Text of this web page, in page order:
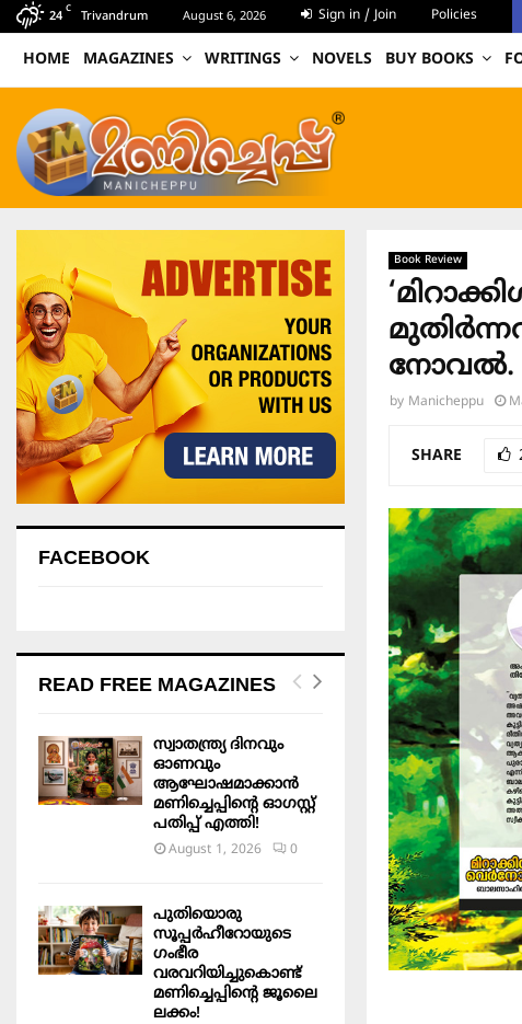
24 C Trivandrum August 6, 2026 Sign in / Join Policies
HOME MAGAZINES WRITINGS NOVELS BUY BOOKS
Book Review
നോവൽ.
by Manicheppu
SHARE
FACEBOOK
READ FREE MAGAZINES
സ്വാതന്ത്ര്യ ദിനവും
ഓണവും
ആഘോഷമാക്കാൻ
മണിച്ചെപ്പിന്റെ ഓഗസ്റ്റ്
പതിപ്പ് എത്തി!
August 1, 2026 0
പുതിയൊരു
സൂപ്പർഹീറോയുടെ
ഗംഭീര
വരവറിയിച്ചുകൊണ്ട്
മണിച്ചെപ്പിന്റെ ജൂലൈ
ലക്കം!